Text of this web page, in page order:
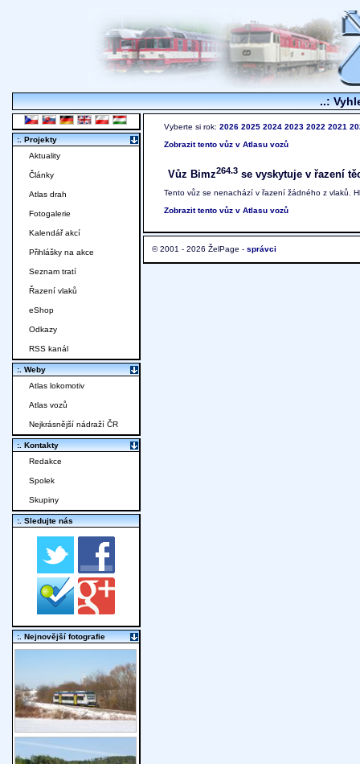
..:
Vyberte si rok: 2026 2025 2024 2023 2022 2021
Zobrazit tento vůz v Atlasu vozů
Vůz Bimz264.3 se vyskytuje v řazení
Tento vůz se nenachází v řazení žádného z vlaků.
Zobrazit tento vůz v Atlasu vozů
© 2001 - 2026 ŽelPage - správci
:. Projekty
Aktuality
Články
Atlas drah
Fotogalerie
Kalendář akcí
Přihlášky na akce
Seznam tratí
Řazení vlaků
eShop
Odkazy
RSS kanál
:. Weby
Atlas lokomotiv
Atlas vozů
Nejkrásnější nádraží ČR
:. Kontakty
Redakce
Spolek
Skupiny
:. Sledujte nás
:. Nejnovější fotografie